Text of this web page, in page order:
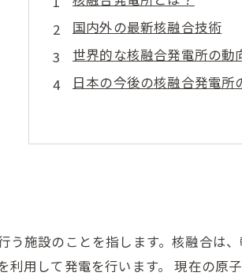
国内外の最新核融合技術
世界的な核融合発電所の動
日本の今後の核融合発電所
う施設のことを指します。核融合は
利用して発電を行います。 現在の